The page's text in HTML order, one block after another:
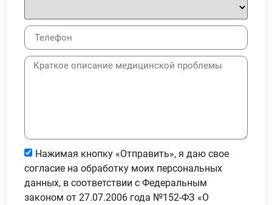
Нажимая кнопку «Отправить», я даю свое
согласие на обработку моих персональных
данных, в соответствии с Федеральным
законом от 27.07.2006 года №152-ФЗ «О